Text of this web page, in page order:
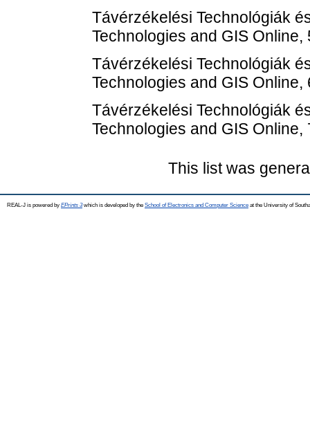
Távérzékelési Technológiák
Technologies and GIS
Távérzékelési Technológiák
Technologies and GIS
Távérzékelési Technológiák
Technologies and GIS
This list was
REAL-J is powered by EPrints 3which is developed by the School of Electronics and Computer Science at the University of